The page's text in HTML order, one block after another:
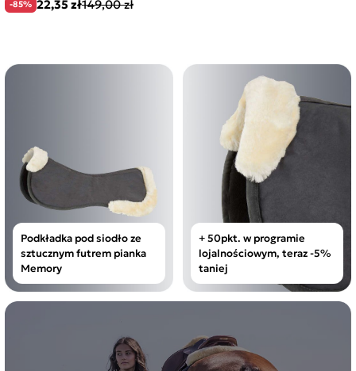
-85% 22,35 zł149,00 zł
Podkładka pod siodło ze
sztucznym futrem pianka
Memory
+ 50pkt. w programie
lojalnościowym, teraz -5%
taniej